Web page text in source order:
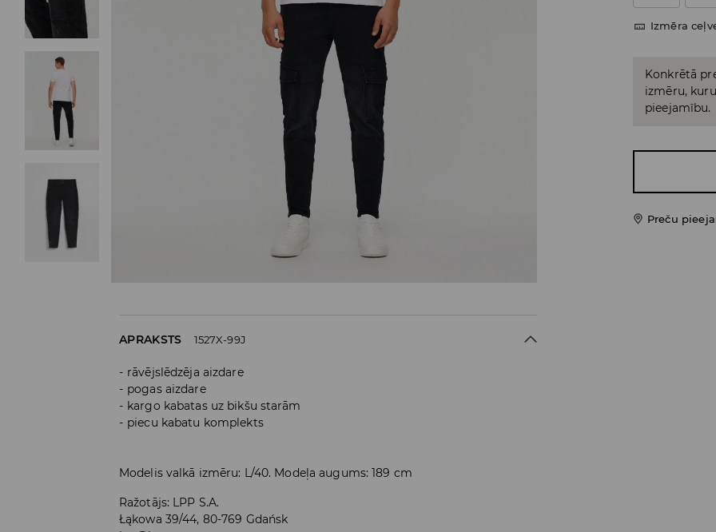
Izmēra
Konkrētā
izmēru,
pieejamību.
Preču
APRAKSTS 1527X-99J
rāvējslēdzēja aizdare
pogas aizdare
kargo kabatas uz bikšu starām
piecu kabatu komplekts
Modelis valkā izmēru: L/40. Modeļa augums: 189 cm
Ražotājs: LPP S.A.
Łąkowa 39/44, 80-769 Gdańsk